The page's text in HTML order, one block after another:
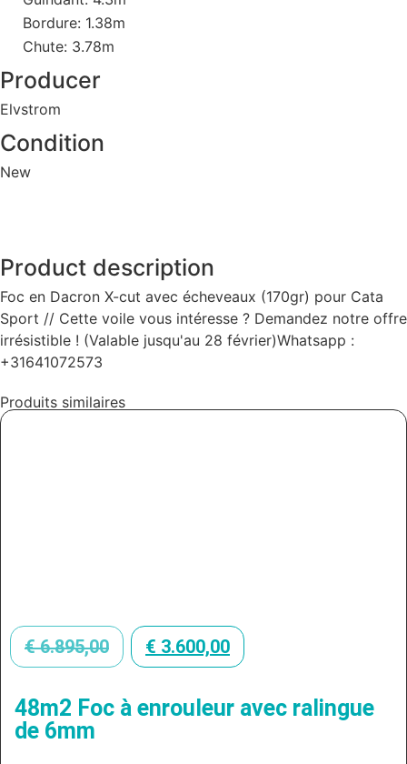
Bordure: 1.38m
Chute: 3.78m
Producer
Elvstrom
Condition
New
Product description
Foc en Dacron X-cut avec écheveaux (170gr) pour Cata
Sport // Cette voile vous intéresse ? Demandez notre offre
irrésistible ! (Valable jusqu'au 28 février)Whatsapp :
+31641072573
Produits similaires
€6.895,00 € 3.600,00
48m2 Foc à enrouleur avec ralingue
de 6mm